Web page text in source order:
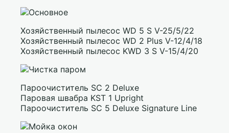
Хозяйственный пылесос WD 5 S V-25/5/22
Хозяйственный пылесос WD 2 Plus V-12/4/18
Хозяйственный пылесос KWD 3 S V-15/4/20
Пароочиститель SC 2 Deluxe
Паровая швабра KST 1 Upright
Пароочиститель SC 5 Deluxe Signature Line